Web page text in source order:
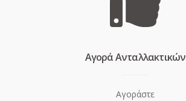
Aγορά Ανταλλακτικών
Αγοράστε